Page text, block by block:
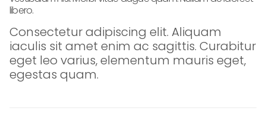
libero.
Consectetur adipiscing elit. Aliquam
iaculis sit amet enim ac sagittis. Curabitur
eget leo varius, elementum mauris eget,
egestas quam.